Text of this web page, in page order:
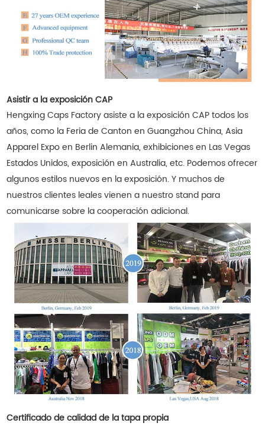
Asistir a la exposición CAP
Hengxing Caps Factory asiste a la exposición CAP todos los
años, como la Feria de Canton en Guangzhou China, Asia
Apparel Expo en Berlin Alemania, exhibiciones en Las Vegas
Estados Unidos, exposición en Australia, etc. Podemos ofrecer
algunos estilos nuevos en la exposición. Y muchos de
nuestros clientes leales vienen a nuestro stand para
comunicarse sobre la cooperación adicional.
Certificado de calidad de la tapa propia